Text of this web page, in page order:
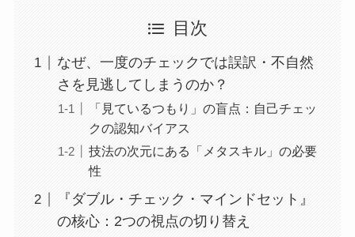
目次
なぜ、一度のチェックでは誤訳・不自然
さを見逃してしまうのか？
「見ているつもり」の盲点：自己チェッ
クの認知バイアス
技法の次元にある「メタスキル」の必要
性
『ダブル・チェック・マインドセット』
の核心：2つの視点の切り替え